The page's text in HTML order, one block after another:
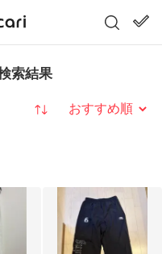
索結果
並び替え